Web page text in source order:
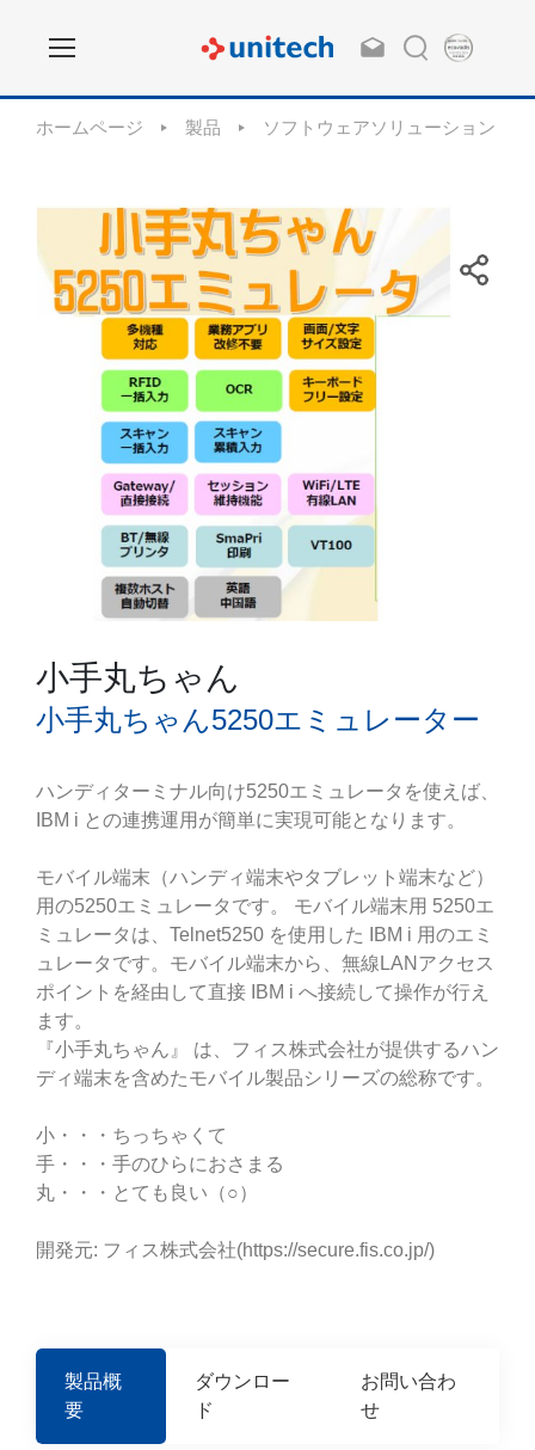
ホームページ 製品 ソフトウェアソリューション
小手丸ちゃん
小手丸ちゃん5250エミュレーター
ハンディターミナル向け5250エミュレータを使えば、
IBM i との連携運用が簡単に実現可能となります。
モバイル端末（ハンディ端末やタブレット端末など）
用の5250エミュレータです。 モバイル端末用 5250エ
ミュレータは、Telnet5250 を使用した IBM i 用のエミ
ュレータです。モバイル端末から、無線LANアクセス
ポイントを経由して直接 IBM i へ接続して操作が行え
ます。
『小手丸ちゃん』 は、フィス株式会社が提供するハン
ディ端末を含めたモバイル製品シリーズの総称です。
小・・・ちっちゃくて
手・・・手のひらにおさまる
丸・・・とても良い（○）
開発元: フィス株式会社(https://secure.fis.co.jp/)
製品概
要
ダウンロー
ド
お問い合わ
せ